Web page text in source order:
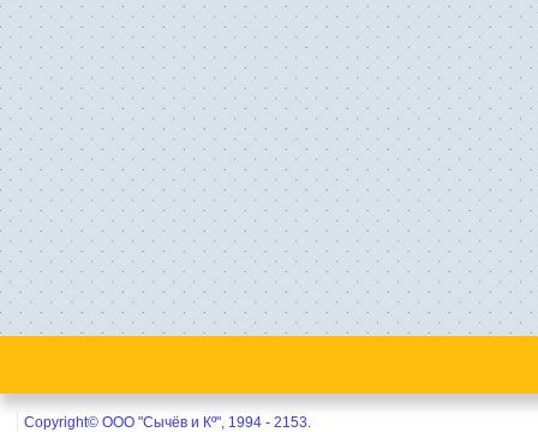
Copyright© ООО "Сычёв и Кº", 1994 - 2153.